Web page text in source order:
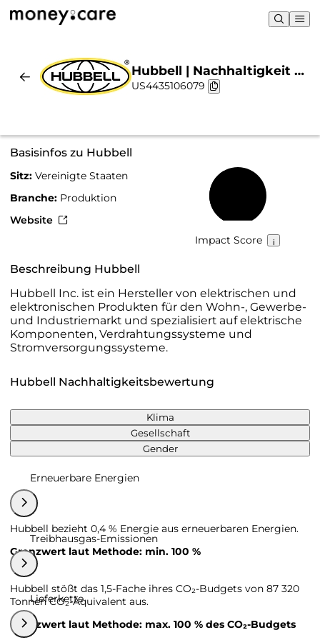
Hubbell | Nachhaltigkeit &
Chart
US4435106079
Basisinfos zu Hubbell
Sitz: Vereinigte Staaten
Branche: Produktion
Website
Impact Score
Beschreibung Hubbell
Hubbell Inc. ist ein Hersteller von elektrischen und
elektronischen Produkten für den Wohn-, Gewerbe-
und Industriemarkt und spezialisiert auf elektrische
Komponenten, Verdrahtungssysteme und
Stromversorgungssysteme.
Hubbell Nachhaltigkeitsbewertung
Klima
Gesellschaft
Gender
Erneuerbare Energien
Hubbell bezieht 0,4 % Energie aus erneuerbaren Energien.
Grenzwert laut Methode: min. 100 %
Treibhausgas-Emissionen
Hubbell stößt das 1,5-Fache ihres CO₂-Budgets von 87 320
Tonnen CO₂-Äquivalent aus.
Grenzwert laut Methode: max. 100 % des CO₂-Budgets
Lieferkette